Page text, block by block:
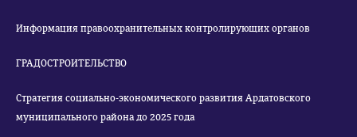
Информация правоохранительных контролирующих органов
ГРАДОСТРОИТЕЛЬСТВО
Стратегия социально-экономического развития Ардатовского
муниципального района до 2025 года